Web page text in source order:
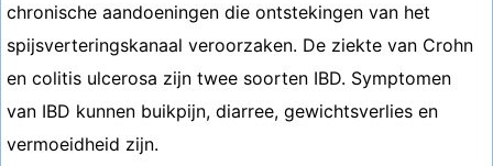
chronische aandoeningen die ontstekingen van het
spijsverteringskanaal veroorzaken. De ziekte van Crohn
en colitis ulcerosa zijn twee soorten IBD. Symptomen
van IBD kunnen buikpijn, diarree, gewichtsverlies en
vermoeidheid zijn.